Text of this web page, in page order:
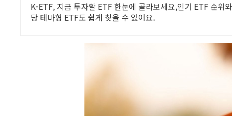
K-ETF, 지금 투자할 ETF 한눈에 골라보세요,인기 ETF 순위
당 테마형 ETF도 쉽게 찾을 수 있어요.